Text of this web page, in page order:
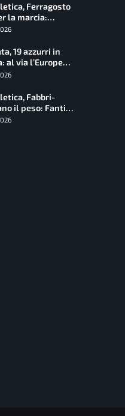
Ferragosto
la marcia:
Stano e
19 azzurri in
al via l’Europe
tappa decisiva
Fabbri-
il peso: Fantini
nel martello